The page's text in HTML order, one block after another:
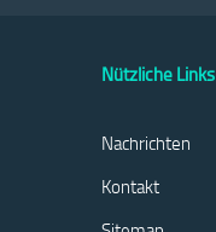
Nützliche Links
Nachrichten
Kontakt